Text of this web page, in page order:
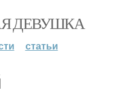
ДЕВУШКА
статьи